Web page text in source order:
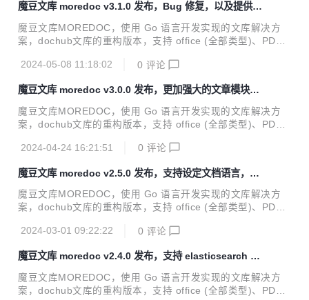
pp。 v2.12 升级日志 1. 支持图书版本控制：可以在后台创建
版本库，然后将图书划分版本。 PC端效果 移动端效果 阅读页
效果 2. 阅读模式，支持日间和夜间模式 3. 优化文档渲染模式
4. 修复导入zip出现panic的问题 附 v2.11 升级日志 鉴于v2.
1...
魔豆文库 moredoc v3.1.0 发布，Bug 修复，以及提供 S
SR SEO 过渡方案
魔豆文库MOREDOC，使用 Go 语言开发实现的文库解决方
案，dochub文库的重构版本，支持 office (全部类型)、PD
持无限级分类、文档批量上传、文档批量转换、全文搜索、云
付等功能，拥有简洁美观的用户视觉和功能体验，以及配套的
微信小程序 ONEDOC。 技术栈 Golang ：gin + gRPC + GO
RM Vue.js : nuxt2 + element-ui Database : MySQL 5.7+，
MySQL 8.0 + 升级日志 社区版(开源版)升级...
2024-05-08 11:18:02 0 评论
魔豆文库 moredoc v3.0.0 发布，更加强大的文章模块和
爬虫功能，以及UI调整
魔豆文库MOREDOC，使用 Go 语言开发实现的文库解决方
案，dochub文库的重构版本，支持 office (全部类型)、PD
持无限级分类、文档批量上传、文档批量转换、全文搜索、云
付等功能，拥有简洁美观的用户视觉和功能体验，以及配套的
微信小程序。 技术栈 Golang ：gin + gRPC + GORM Vue.js
: nuxt2 + element-ui Database : MySQL 5.7+ 升级日志 社
区版(开源版)升级日志 1. 调整文档封面裁剪规则 部分...
2024-04-24 16:21:51 0 评论
魔豆文库 moredoc v2.5.0 发布，支持设定文档语言，并
集成守护进程
魔豆文库MOREDOC，使用 Go 语言开发实现的文库解决方
案，dochub文库的重构版本，支持 office (全部类型)、PD
持无限级分类、文档批量上传、文档批量转换、全文搜索、云
付等功能，拥有简洁美观的用户视觉和功能体验，以及配套的
微信小程序。 技术栈 Golang ：gin + gRPC + GORM Vue.js
: nuxt2 + element-ui Database : MySQL 5.7+ 升级日志 社
2024-03-01 09:22:22 0 评论
魔豆文库 moredoc v2.4.0 发布，支持 elasticsearch 和
docker 部署
魔豆文库MOREDOC，使用 Go 语言开发实现的文库解决方
案，dochub文库的重构版本，支持 office (全部类型)、PD